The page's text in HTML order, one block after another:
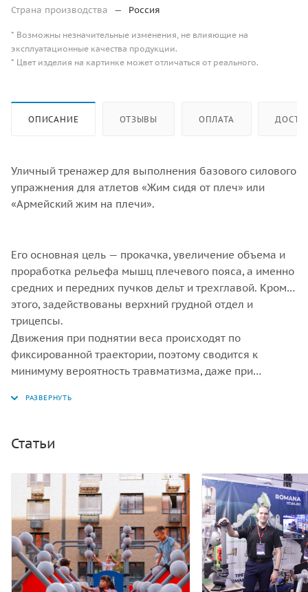
Страна производства
— Россия
* Возможны незначительные изменения, не влияющие на
эксплуатационные качества продукции.
* Цвет изделия на картинке может отличаться от реального.
ОПИСАНИЕ ОТЗЫВЫ ОПЛАТА
Уличный тренажер для выполнения базового силового
упражнения для атлетов «Жим сидя от плеч» или
«Армейский жим на плечи».
Его основная цель — прокачка, увеличение объема и
проработка рельефа мышц плечевого пояса, а именно
средних и передних пучков дельт и трехглавой. Кроме
этого, задействованы верхний грудной отдел и
трицепсы.
Движения при поднятии веса происходят по
фиксированной траектории, поэтому сводится к
минимуму вероятность травматизма, даже при
Статьи